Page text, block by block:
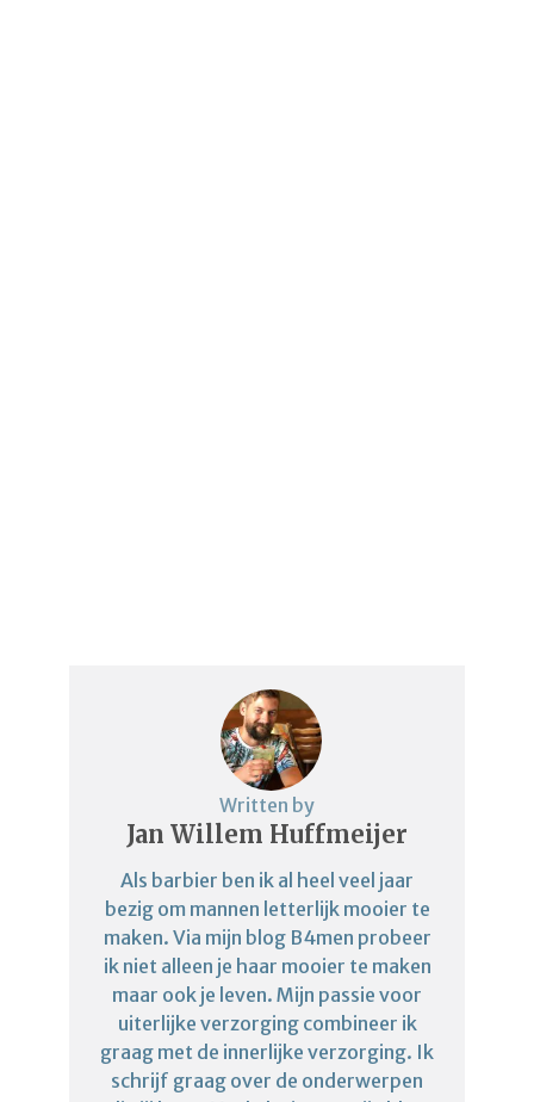
Written by
Jan Willem Huffmeijer
Als barbier ben ik al heel veel jaar
bezig om mannen letterlijk mooier te
maken. Via mijn blog B4men probeer
ik niet alleen je haar mooier te maken
maar ook je leven. Mijn passie voor
uiterlijke verzorging combineer ik
graag met de innerlijke verzorging. Ik
schrijf graag over de onderwerpen